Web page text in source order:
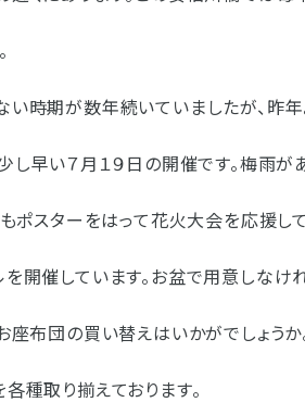
時期が数年続いていましたが、昨年
し早い７月１９日の開催です。梅雨
ポスターをはって花火大会を応援し
開催しています。お盆で用意しなけ
座布団の買い替えはいかがでしょうか
種取り揃えております。